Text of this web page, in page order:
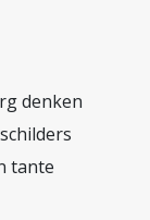
denken
tante